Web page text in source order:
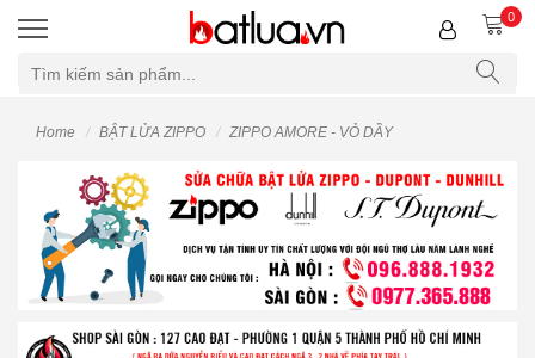
0
Home BẬT LỬA ZIPPO ZIPPO AMORE - VỎ DẦY